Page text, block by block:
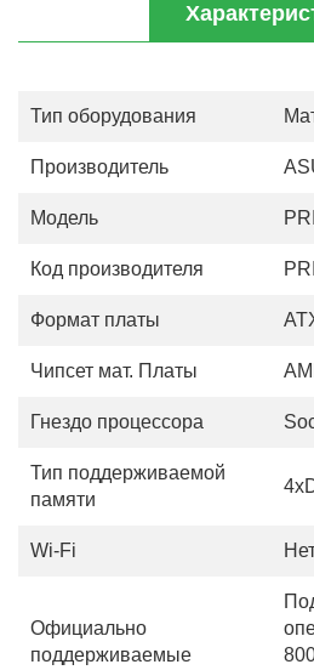
Тип оборудования
Производитель
Модель
Код производителя
Формат платы
Чипсет мат. Платы
Гнездо процессора
Тип поддерживаемой
памяти
Wi-Fi
Официально
поддерживаемые